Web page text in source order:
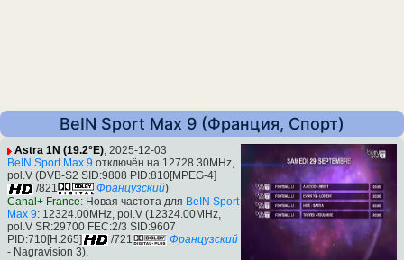
BeIN Sport Max 9 (Франция, Спорт)
Astra 1N (19.2°E), 2025-12-03
BeIN Sport Max 9 отключён на 12728.30MHz,
pol.V (DVB-S2 SID:9808 PID:810[MPEG-4]
/821
Французский)
Canal+ France: Новая частота для BeIN Sport
Max 9: 12324.00MHz, pol.V (12324.00MHz,
pol.V SR:29700 FEC:2/3 SID:9607
PID:710[H.265]
/721
Французский
- Nagravision 3).